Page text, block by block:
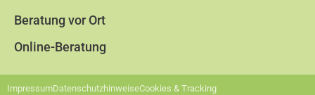
Beratung vor Ort
Online-Beratung
ImpressumDatenschutzhinweiseCookies & Tracking